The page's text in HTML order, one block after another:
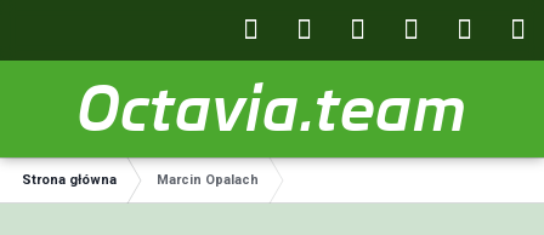
Octavia.team
Strona główna Marcin Opalach